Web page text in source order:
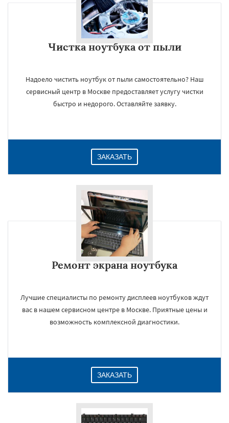
Чистка ноутбука от пыли
Надоело чистить ноутбук от пыли самостоятельно? Наш
сервисный центр в Москве предоставляет услугу чистки
быстро и недорого. Оставляйте заявку.
ЗАКАЗАТЬ
Ремонт экрана ноутбука
Лучшие специалисты по ремонту дисплеев ноутбуков ждут
вас в нашем сервисном центре в Москве. Приятные цены и
возможность комплексной диагностики.
ЗАКАЗАТЬ